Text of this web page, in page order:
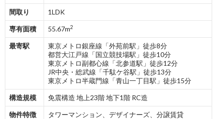
間取り 1LDK
専有面積 55.67m2
最寄駅
東京メトロ銀座線「外苑前駅」徒歩8分
都営大江戸線「国立競技場駅」徒歩10分
東京メトロ副都心線「北参道駅」徒歩12分
JR中央・総武線「千駄ケ谷駅」徒歩13分
東京メトロ半蔵門線「青山一丁目駅」徒歩15分
構造規模 免震構造 地上23階 地下1階 RC造
物件特徴 タワーマンション、デザイナーズ、分譲賃貸